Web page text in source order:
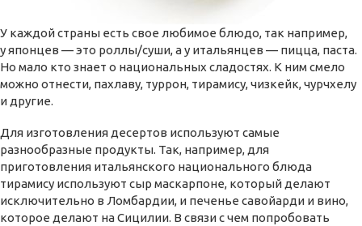
У каждой страны есть свое любимое блюдо, так например,
у японцев — это роллы/суши, а у итальянцев — пицца, паста.
Но мало кто знает о национальных сладостях. К ним смело
можно отнести, пахлаву, туррон, тирамису, чизкейк, чурчхелу
и другие.
Для изготовления десертов используют самые
разнообразные продукты. Так, например, для
приготовления итальянского национального блюда
тирамису используют сыр маскарпоне, который делают
исключительно в Ломбардии, и печенье савойарди и вино,
которое делают на Сицилии. В связи с чем попробовать